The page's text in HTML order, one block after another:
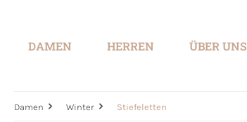
DAMEN HERREN ÜBER UNS
Damen Winter Stiefeletten